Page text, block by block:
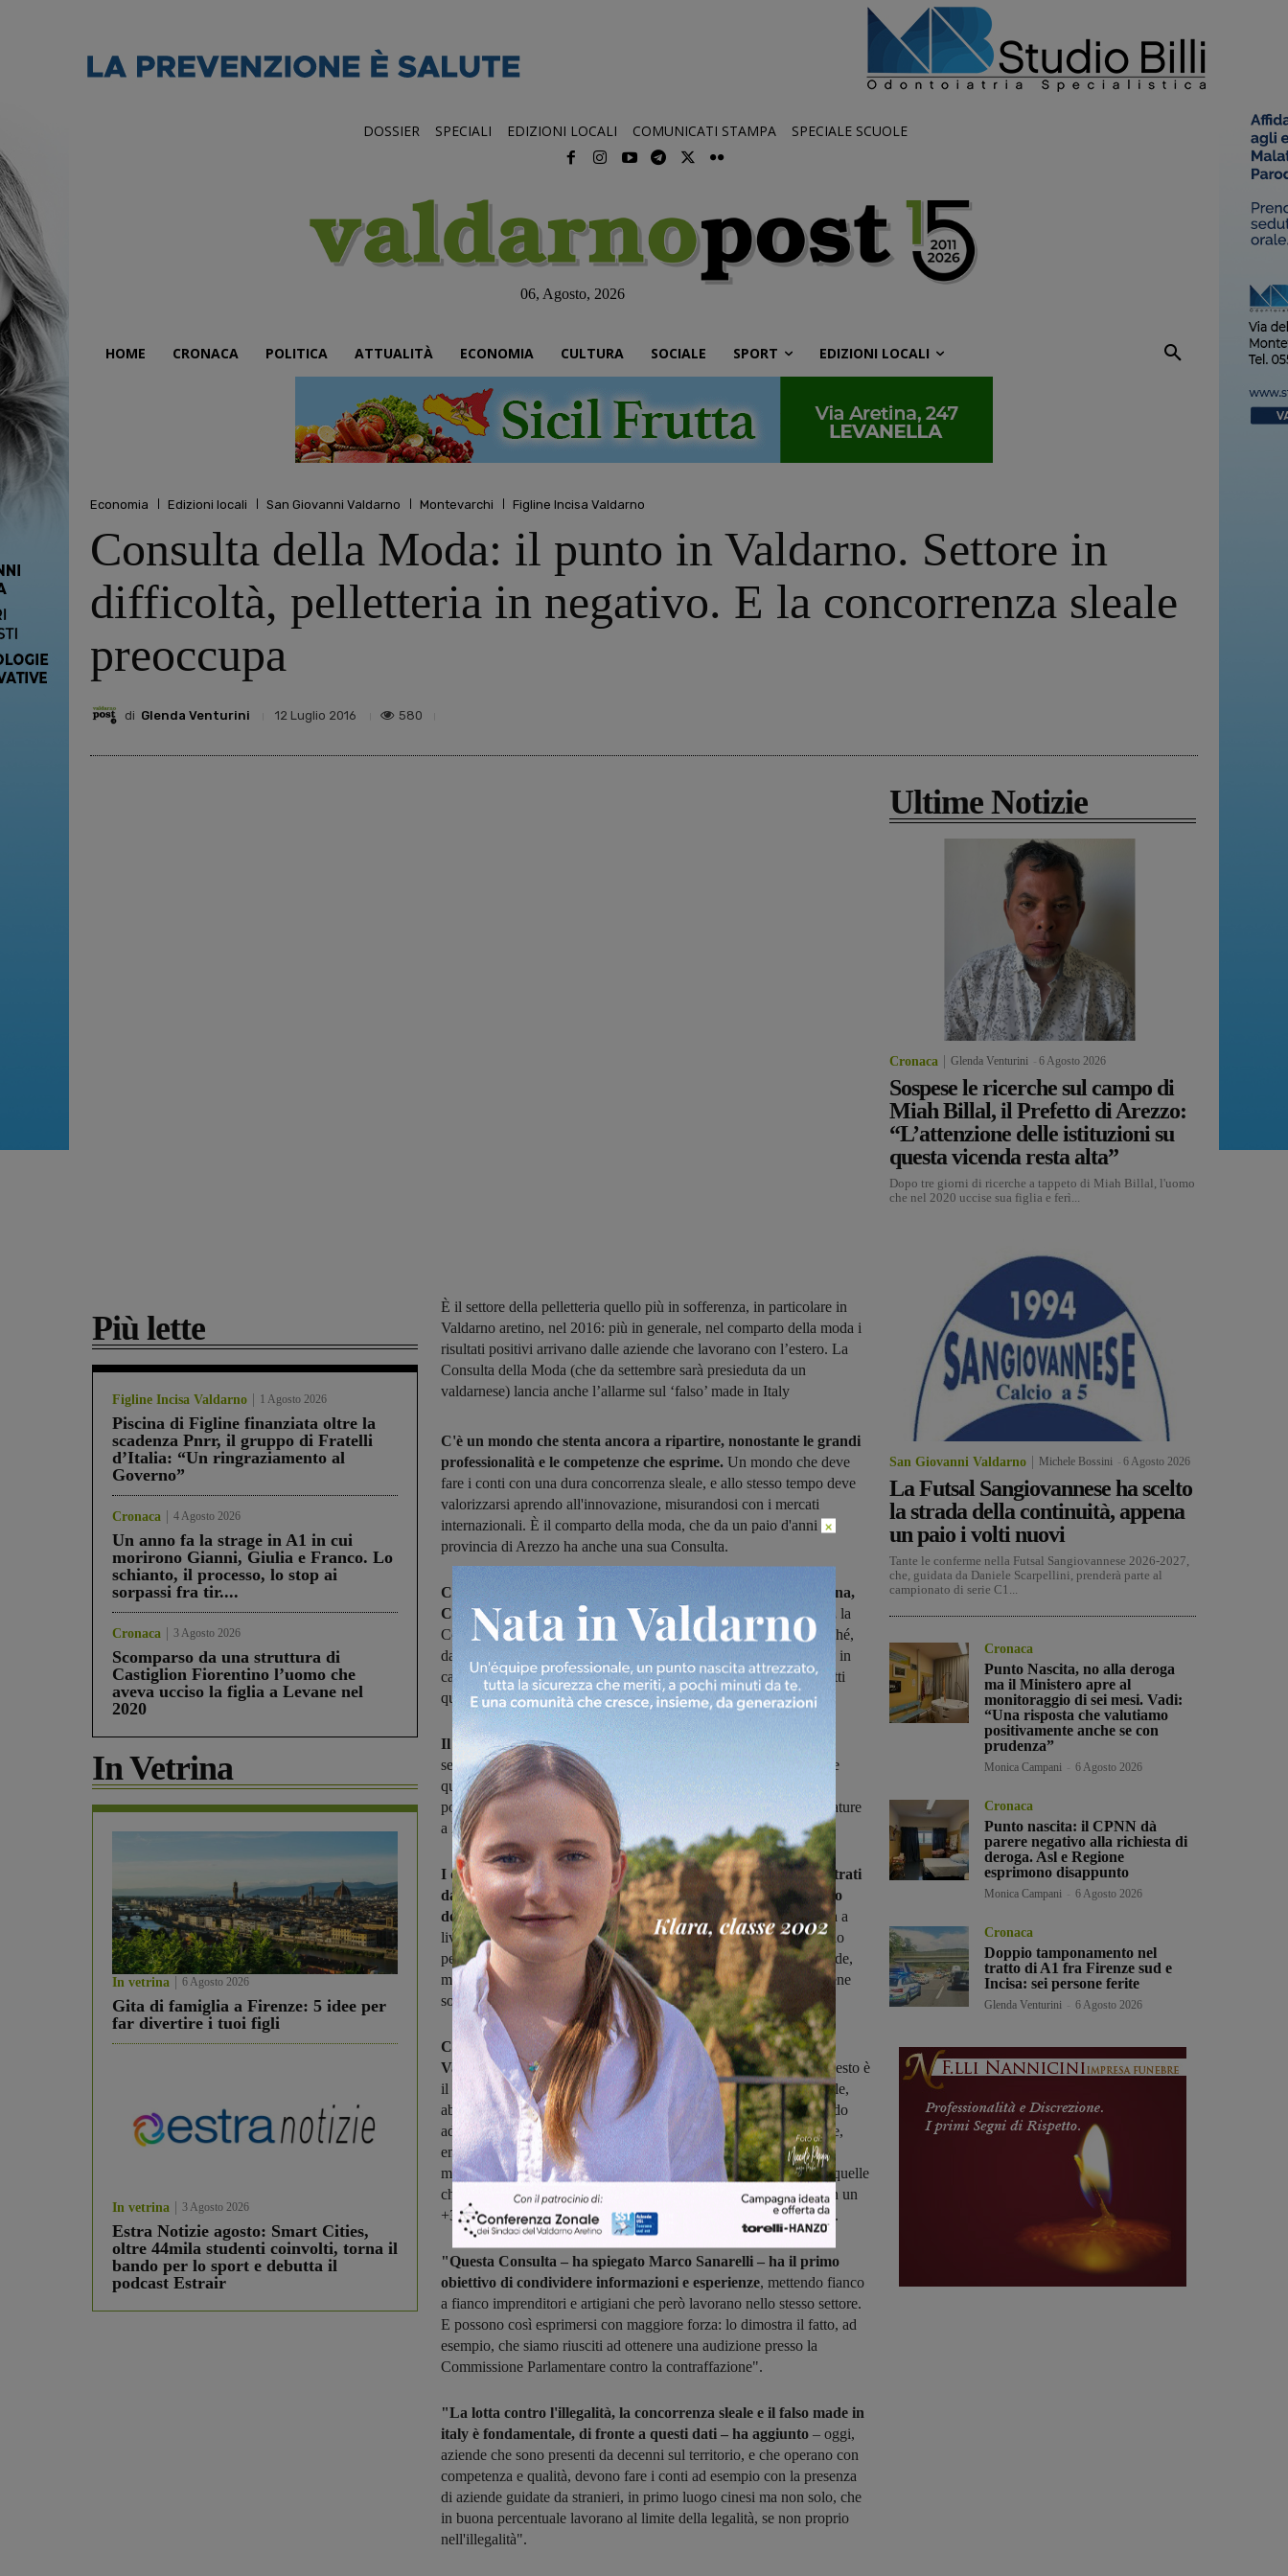
DOSSIER SPECIALI EDIZIONI LOCALI COMUNICATI STAMPA SPECIALE SCUOLE
06, Agosto, 2026
HOME CRONACA POLITICA ATTUALITÀ ECONOMIA CULTURA SOCIALE SPORT EDIZIONI LOCALI
Economia Edizioni locali San Giovanni Valdarno Montevarchi Figline Incisa Valdarno
Consulta della Moda: il punto in Valdarno. Settore in
difficoltà, pelletteria in negativo. E la concorrenza sleale
preoccupa
di Glenda Venturini 12 Luglio 2016 580
Più lette
Figline Incisa Valdarno 1 Agosto 2026
Piscina di Figline finanziata oltre la
scadenza Pnrr, il gruppo di Fratelli
d’Italia: “Un ringraziamento al
Governo”
Cronaca 4 Agosto 2026
Un anno fa la strage in A1 in cui
morirono Gianni, Giulia e Franco. Lo
schianto, il processo, lo stop ai
sorpassi fra tir....
Cronaca 3 Agosto 2026
Scomparso da una struttura di
Castiglion Fiorentino l’uomo che
aveva ucciso la figlia a Levane nel
2020
In Vetrina
In vetrina 6 Agosto 2026
Gita di famiglia a Firenze: 5 idee per
far divertire i tuoi figli
In vetrina 3 Agosto 2026
Estra Notizie agosto: Smart Cities,
oltre 44mila studenti coinvolti, torna il
bando per lo sport e debutta il
podcast Estrair
È il settore della pelletteria quello più in sofferenza, in particolare in
Valdarno aretino, nel 2016: più in generale, nel comparto della moda i
risultati positivi arrivano dalle aziende che lavorano con l’estero. La
Consulta della Moda (che da settembre sarà presieduta da un
valdarnese) lancia anche l’allarme sul ‘falso’ made in Italy
C'è un mondo che stenta ancora a ripartire, nonostante le grandi
professionalità e le competenze che esprime. Un mondo che deve
fare i conti con una dura concorrenza sleale, e allo stesso tempo deve
valorizzarsi aprendo all'innovazione, misurandosi con i mercati
internazionali. È il comparto della moda, che da un paio d'anni in
provincia di Arezzo ha anche una sua Consulta.
Costituita tra le aziende manifatturiere di Confartigianato, Cna,
Confapi e Confindustria Toscana Sud Delegazione di Arezzo, la
Consulta si è riunita ieri in Valdarno, a San Giovanni. Anche perché,
da settembre, sarà valdarnese il suo nuovo presidente, che rimarrà in
carica un anno: all'attuale guida di Marco Sanarelli subenterà infatti
quella dell'artigiano piandiscoese Aldo Cappetti.
Il vertice valdarnese è stata l'occasione per fare il punto
su un
settore che, in provincia di Arezzo, conta circa 1130 aziende, delle
quali circa un terzo con sede in Valdarno, "quella che è la zona
portante, da un punto di vista storico, per tessile, pelletteria e calzature
a livello aretino", ha ricordato Sanarelli.
I dati sono quelli della Camera di Commercio di Arezzo, illustrati
dal direttore Giuseppe Salvini: "Mostrano un calo nel numero
delle imprese nel 2016, rispetto all'anno precedente: -3,3%
sia a
livello provinciale che in Valdarno aretino, dove in un anno si sono
perse (nel saldo fra imprese avviate e chiuse) una ventina di aziende,
mentre nel versante del Valdarno fiorentino la situazione si mantiene
sostanzialmente stabile".
Colpisce, in particolare, il dato relativo alla pelletteria, che in
Valdarno perde addirittura l'11% delle imprese, segno che questo è
il settore che sta mostrando i maggiori segnali di sofferenza. Tessile,
abbigliamento e maglieria, invece, si sono difese meglio, mostrando
addirittura dei (seppur piccoli) segnali di crescita. In linea generale,
emerge una tendenza chiara: le aziende che ottengono i risultati
migliori, sia dal punto di vista degli ordini che del fatturato, sono quelle
che lavorano con l'estero. "L'export traina l'intero comparto, e con un
+3,6% consente di mantenere in positivo il risultato complessivo".
"Questa Consulta – ha spiegato Marco Sanarelli – ha il primo
obiettivo di condividere informazioni e esperienze, mettendo fianco
a fianco imprenditori e artigiani che però lavorano nello stesso settore.
E possono così esprimersi con maggiore forza: lo dimostra il fatto, ad
esempio, che siamo riusciti ad ottenere una audizione presso la
Commissione Parlamentare contro la contraffazione".
"La lotta contro l'illegalità, la concorrenza sleale e il falso made in
italy è fondamentale, di fronte a questi dati – ha aggiunto – oggi,
aziende che sono presenti da decenni sul territorio, e che operano con
competenza e qualità, devono fare i conti ad esempio con la presenza
di aziende guidate da stranieri, in primo luogo cinesi ma non solo, che
in buona percentuale lavorano al limite della legalità, se non proprio
nell'illegalità".
Ultime Notizie
Cronaca Glenda Venturini 6 Agosto 2026
Sospese le ricerche sul campo di
Miah Billal, il Prefetto di Arezzo:
“L’attenzione delle istituzioni su
questa vicenda resta alta”
Dopo tre giorni di ricerche a tappeto di Miah Billal, l'uomo
che nel 2020 uccise sua figlia e ferì...
San Giovanni Valdarno Michele Bossini 6 Agosto 2026
La Futsal Sangiovannese ha scelto
la strada della continuità, appena
un paio i volti nuovi
Tante le conferme nella Futsal Sangiovannese 2026-2027,
che, guidata da Daniele Scarpellini, prenderà parte al
campionato di serie C1...
Cronaca
Punto Nascita, no alla deroga
ma il Ministero apre al
monitoraggio di sei mesi. Vadi:
“Una risposta che valutiamo
positivamente anche se con
prudenza”
Monica Campani 6 Agosto 2026
Cronaca
Punto nascita: il CPNN dà
parere negativo alla richiesta di
deroga. Asl e Regione
esprimono disappunto
Monica Campani 6 Agosto 2026
Cronaca
Doppio tamponamento nel
tratto di A1 fra Firenze sud e
Incisa: sei persone ferite
Glenda Venturini 6 Agosto 2026
×